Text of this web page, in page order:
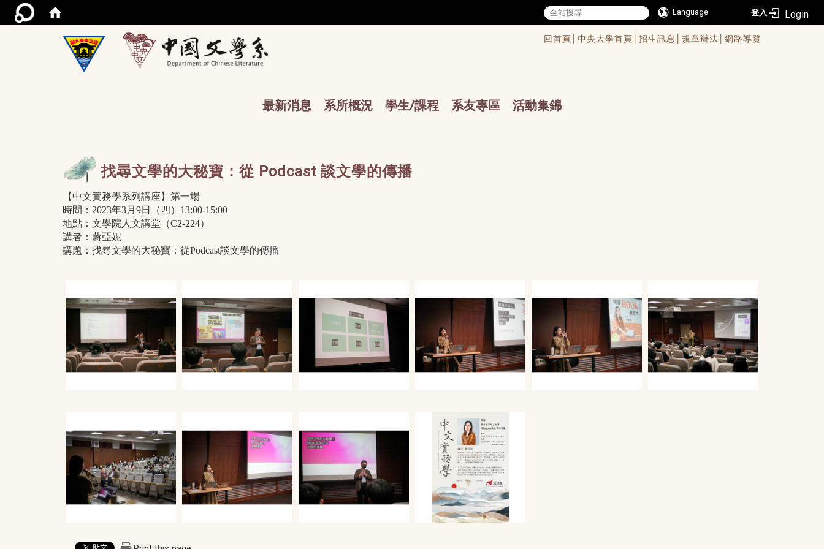
Language 登入
回首頁│ 中央大學首頁│ 招生訊息│ 規章辦法│ 網路導覽
最新消息 系所概況 學生/課程 系友專區 活動集錦
找尋文學的大秘寶：從 Podcast 談文學的傳播
【中文實務學系列講座】第一場
時間：2023年3月9日（四）13:00-15:00
地點：文學院人文講堂（C2-224）
講者：蔣亞妮
講題：找尋文學的大秘寶：從Podcast談文學的傳播